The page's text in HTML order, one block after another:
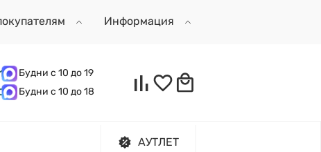
Информация
Будни с 10 до 19
Будни с 10 до 18
АУТЛЕТ